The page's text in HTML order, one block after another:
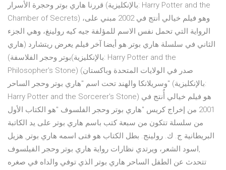
قررنا هاري بوتر وحجرة الأسرار (بالإنكليزية: Harry Potter and the
Chamber of Secrets) ،وهو فيلم خيالي أنتج في 2002 مبني على
الرواية التي تحمل نفس الاسم للمؤلفة جيه كيه رولينغ، وهي الجزء
الثاني في سلسلة هاري بوتر.هو أيضا آخر فيلم يعرض ريتشارد (هاري
بوتر وحجر الفلاسفة)(بالإنكليزية: Harry Potter and the
Philosopher's Stone) (صدر في الولايات المتحدة وباكستان
وسريلانكا والهند تحت اسم "هاري بوتر وحجر الساحر" (بالإنكليزية:
Harry Potter and the Sorcerer's Stone) هو فيلم خيالي أُنتج في
2001 من إخراج كريس "هاري بوتر وحجر الفلسوف "هو الكتاب الأول
من سلسلة تتكون من سبعة كتب باسم هاري بوتر على يد الكاتبة
البريطانية ج. ك. رولينج. بطل الكتاب هو فتى اسمه هاري بوتر, هزيل
,اسود الشعر، ويرتدي نظارات رواية هاري بوتر وحجر الفيلسوف
تتحدث عن الطفل الساحر هاري بوتر الذي توفي والداه في صغره